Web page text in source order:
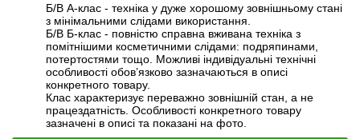
Б/В А-клас - техніка у дуже хорошому зовнішньому стані
з мінімальними слідами використання.
Б/В Б-клас - повністю справна вживана техніка з
помітнішими косметичними слідами: подряпинами,
потертостями тощо. Можливі індивідуальні технічні
особливості обов’язково зазначаються в описі
конкретного товару.
Клас характеризує переважно зовнішній стан, а не
працездатність. Особливості конкретного товару
зазначені в описі та показані на фото.